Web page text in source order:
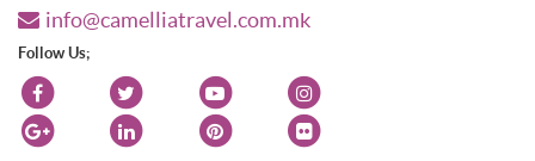
info@camelliatravel.com.mk
Follow Us;